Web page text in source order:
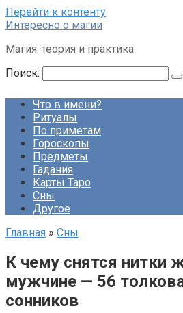
Перейти к контенту
Интересно о магии
Магия: теория и практика
Поиск:
Что в имени?
Ритуалы
По приметам
Гороскопы
Предметы
Гадания
Карты Таро
Сны
Другое
Главная » Сны
К чему снятся нитки
мужчине — 56
сонников